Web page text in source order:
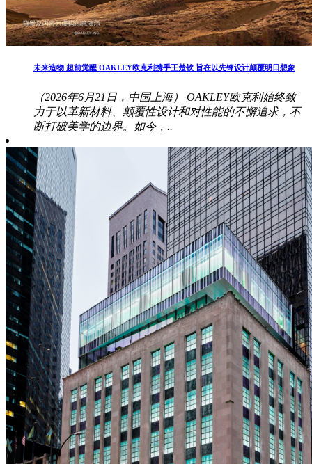
未来造物 超前觉醒 OAKLEY欧克利携手王楚钦 旨在以先锋设计颠覆明日想象
（2026年6月21日，中国上海） OAKLEY欧克利始终致
力于以革新材料、颠覆性设计和对性能的不懈追求，不
断打破美学的边界。如今，..